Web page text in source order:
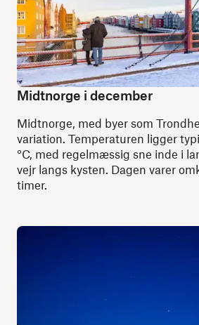
Midtnorge i december
Midtnorge, med byer som
variation. Temperaturen ligger
°C, med regelmæssig sne inde i
vejr langs kysten. Dagen varer
timer.